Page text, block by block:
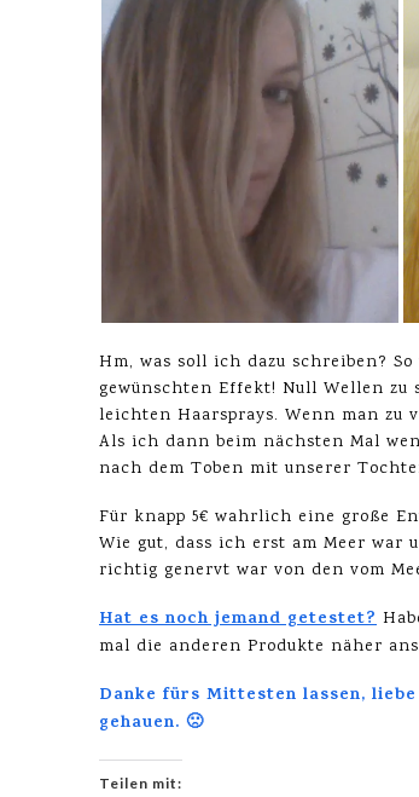
Hm, was soll ich dazu schreiben?
gewünschten Effekt! Null Wellen zu
leichten Haarsprays. Wenn man zu
Als ich dann beim nächsten Mal
nach dem Toben mit unserer
Für knapp 5€ wahrlich eine große
Wie gut, dass ich erst am Meer war
richtig genervt war von den vom
Hat es noch jemand getestet?
mal die anderen Produkte näher
Danke fürs Mittesten lassen,
gehauen. 🙁
Teilen mit: